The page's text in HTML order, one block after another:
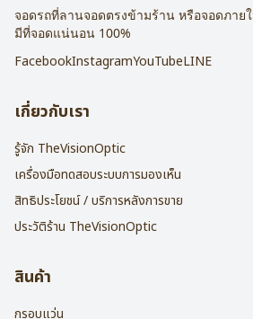
จอดรถที่ลานจอดตรงข้ามร้าน หรือจอดภาย
มีที่จอดแน่นอน 100%
FacebookInstagramYouTubeLINE
เกี่ยวกับเรา
รู้จัก TheVisionOptic
เครื่องมือทดสอบระบบการมองเห็น
สิทธิประโยชน์ / บริการหลังการขาย
ประวัติร้าน TheVisionOptic
สินค้า
กรอบแว่น